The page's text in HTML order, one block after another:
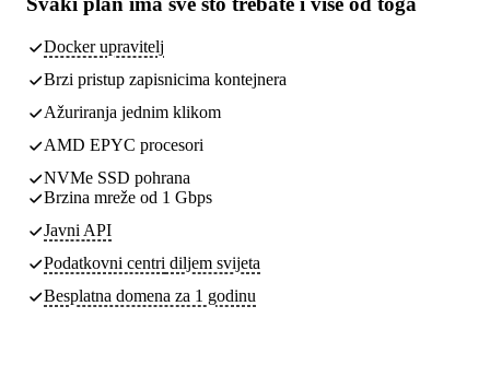
Docker upravitelj
Brzi pristup zapisnicima kontejnera
Ažuriranja jednim klikom
AMD EPYC procesori
NVMe SSD pohrana
Brzina mreže od 1 Gbps
Javni API
Podatkovni centri diljem svijeta
Besplatna domena za 1 godinu